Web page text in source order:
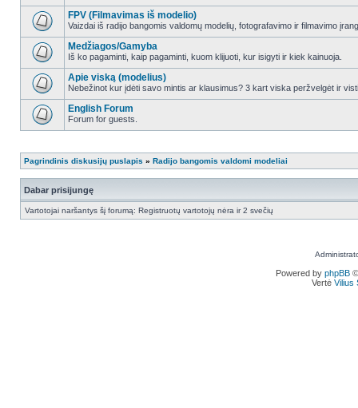
FPV (Filmavimas iš modelio)
Vaizdai iš radijo bangomis valdomų modelių, fotografavimo ir filmavimo
Medžiagos/Gamyba
Iš ko pagaminti, kaip pagaminti, kuom klijuoti, kur isigyti ir kiek kainuoja.
Apie viską (modelius)
Nebežinot kur įdėti savo mintis ar klausimus? 3 kart viska peržvelgėt ir
English Forum
Forum for guests.
Pagrindinis diskusijų puslapis » Radijo bangomis valdomi modeliai
Dabar prisijungę
Vartotojai naršantys šį forumą: Registruotų vartotojų nėra ir 2 svečių
Powered by phpBB
Vertė Vilius